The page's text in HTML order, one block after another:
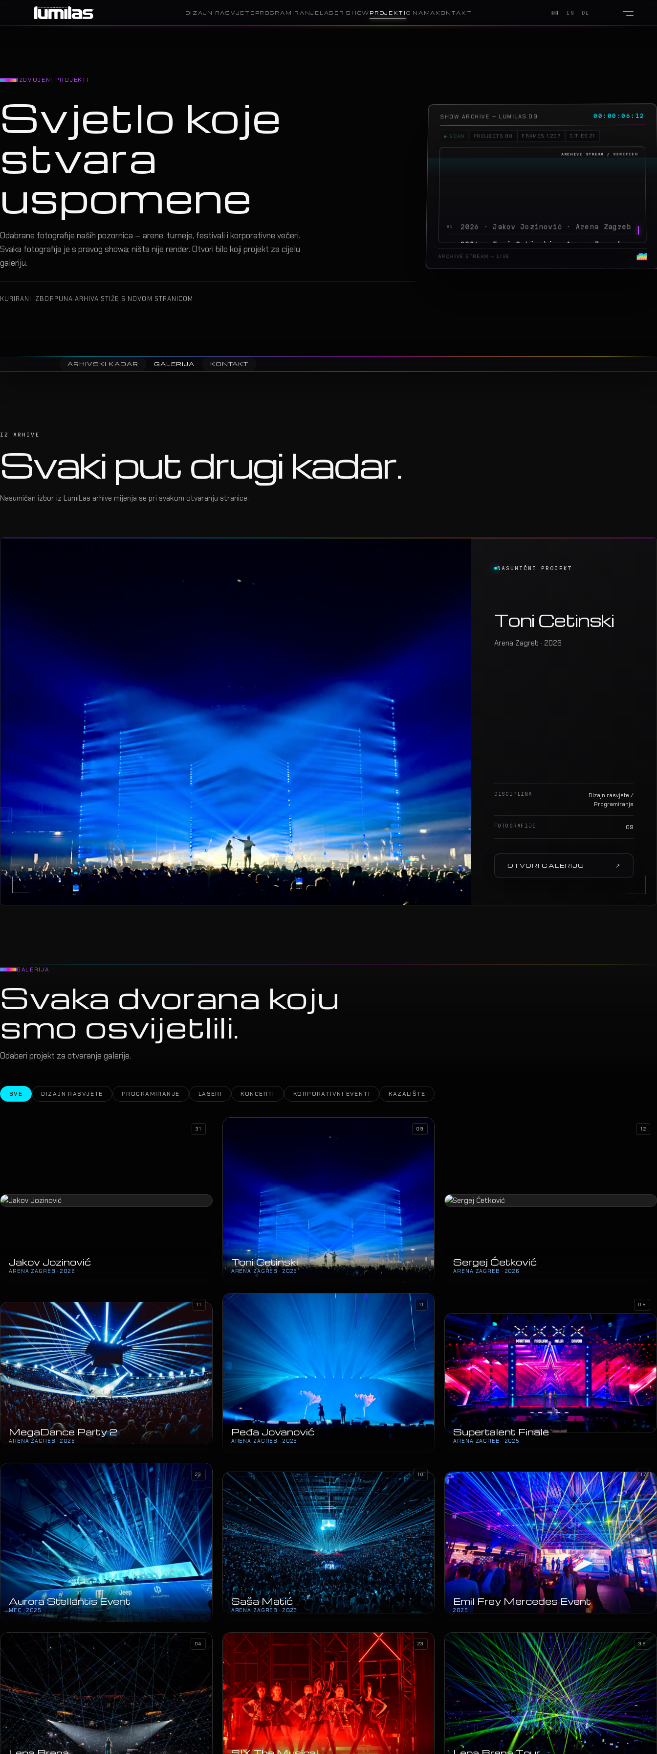
HR EN DE
DIZAJN RASVJETE PROGRAMIRANJE LASER SHOW PROJEKTI O NAMA KONTAKT
IZDVOJENI PROJEKTI
Svjetlo koje
stvara
uspomene
Odabrane fotografije naših pozornica — arene, turneje, festivali i korporativne večeri.
Svaka fotografija je s pravog showa; ništa nije render. Otvori bilo koji projekt za cijelu
galeriju.
KURIRANI IZBORPUNA ARHIVA STIŽE S NOVOM STRANICOM
SHOW ARCHIVE — LUMILAS.DB 00:00:10:07
▶ SCAN PROJECTS 80 FRAMES 1.207 CITIES 21
03 2026 · Sergej Ćetković · Arena Zagreb
2026 · Peđa Jovanović · Arena Zagreb
ARCHIVE STREAM — LIVE
ARHIVSKI KADAR GALERIJA KONTAKT
IZ ARHIVE
Svaki put drugi kadar.
Nasumičan izbor iz LumiLas arhive mijenja se pri svakom otvaranju stranice.
NASUMIČNI PROJEKT
Toni Cetinski
Arena Zagreb · 2026
DISCIPLINA
Dizajn rasvjete /
Programiranje
FOTOGRAFIJE 09
OTVORI GALERIJU ↗
GALERIJA
Svaka dvorana koju
smo osvijetlili.
Odaberi projekt za otvaranje galerije.
SVE DIZAJN RASVJETE PROGRAMIRANJE LASERI KONCERTI KORPORATIVNI EVENTI KAZALIŠTE
Jakov Jozinović
ARENA ZAGREB · 2026
31
Toni Cetinski
ARENA ZAGREB · 2026
09
Sergej Ćetković
ARENA ZAGREB · 2026
12
MegaDance Party 2
ARENA ZAGREB · 2026
11
Peđa Jovanović
ARENA ZAGREB · 2026
11
Supertalent Finale
ARENA ZAGREB · 2025
06
Aurora Stellantis Event
MEC · 2025
23
Saša Matić
ARENA ZAGREB · 2025
10
Emil Frey Mercedes Event
2025
17
04 23 36